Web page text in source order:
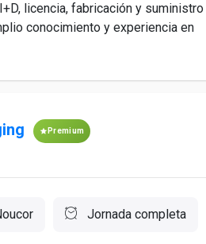
licencia, fabricación y suministro
conocimiento y experiencia en
Premium
Jornada completa